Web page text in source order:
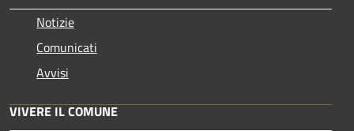
Notizie
Comunicati
Avvisi
VIVERE IL COMUNE